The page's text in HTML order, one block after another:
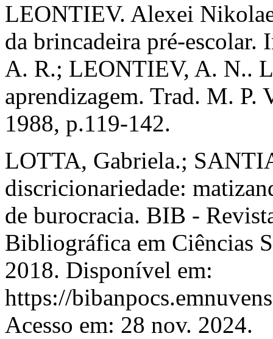
LEONTIEV. Alexei
da brincadeira pré-
A. R.; LEONTIEV, A. N..
aprendizagem. Trad. M. P.
1988, p.119-142.
LOTTA, Gabriela.;
discricionariedade:
de burocracia. BIB -
Bibliográfica em Ciências
2018. Disponível em:
https://
Acesso em: 28 nov. 2024.